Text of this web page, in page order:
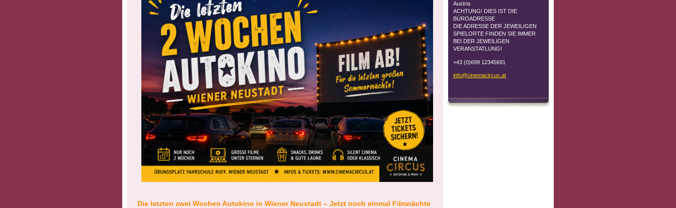
Die letzten zwei Wochen Autokino in Wiener Neustadt – Jetzt noch einmal Filmnächte
Austria
ACHTUNG! DIES IST DIE
BÜROADRESSE
DIE ADRESSE DER JEWEILIGEN
SPIELORTE FINDEN SIE IMMER
BEI DER JEWEILIGEN
VERANSTATLUNG!
+43 (0)699 12345691
info@cinemacircus.at